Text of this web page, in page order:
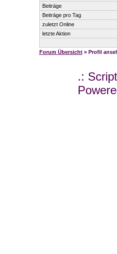
Beiträge
Beiträge pro Tag
zuletzt Online
letzte Aktion
Forum Übersicht» Profil
.: